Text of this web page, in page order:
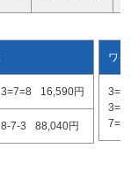
3=7=8 16,590円
8-7-3 88,040円
ワ
3=7
3=8
7=8